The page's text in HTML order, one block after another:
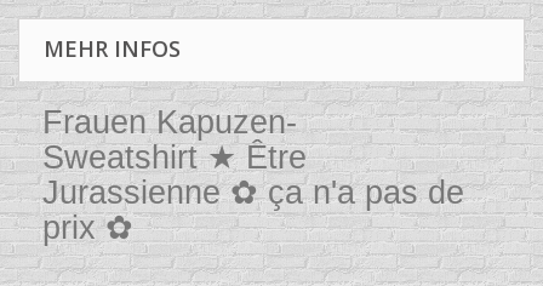
MEHR INFOS
Frauen Kapuzen-
Sweatshirt ★ Être
Jurassienne ✿ ça n'a pas de
prix ✿